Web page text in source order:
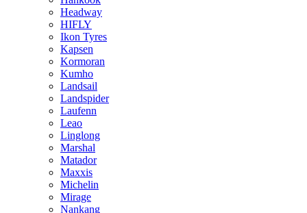
Headway
HIFLY
Ikon Tyres
Kapsen
Kormoran
Kumho
Landsail
Landspider
Laufenn
Leao
Linglong
Marshal
Matador
Maxxis
Michelin
Mirage
Nankang